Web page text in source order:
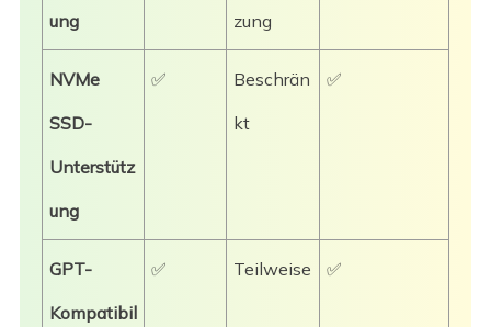
ung
zung
NVMe
SSD-
Unterstütz
ung
✅
Beschrän
kt
✅
GPT-
Kompatibil
✅ Teilweise ✅